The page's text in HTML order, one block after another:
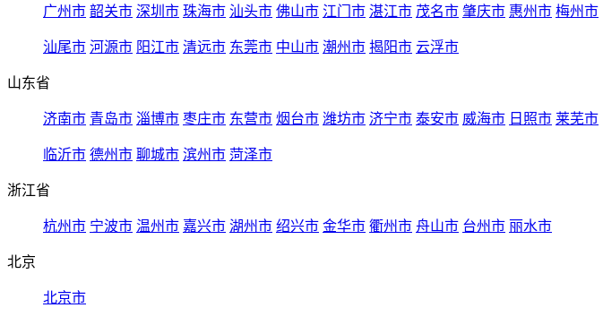
广州市 韶关市 深圳市 珠海市 汕头市 佛山市 江门市 湛江市 茂名市 肇庆市 惠州市 梅州市
汕尾市 河源市 阳江市 清远市 东莞市 中山市 潮州市 揭阳市 云浮市
山东省
济南市 青岛市 淄博市 枣庄市 东营市 烟台市 潍坊市 济宁市 泰安市 威海市 日照市 莱芜市
临沂市 德州市 聊城市 滨州市 菏泽市
浙江省
杭州市 宁波市 温州市 嘉兴市 湖州市 绍兴市 金华市 衢州市 舟山市 台州市 丽水市
北京
北京市